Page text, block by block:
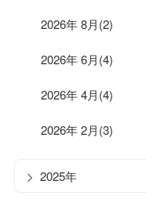
2026年 8月(2)
2026年 6月(4)
2026年 4月(4)
2026年 2月(3)
2025年